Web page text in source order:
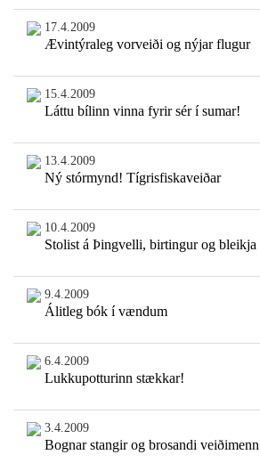
17.4.2009
Ævintýraleg vorveiði og nýjar flugur
15.4.2009
Láttu bílinn vinna fyrir sér í sumar!
13.4.2009
Ný stórmynd! Tígrisfiskaveiðar
10.4.2009
Stolist á Þingvelli, birtingur og bleikja
9.4.2009
Álitleg bók í vændum
6.4.2009
Lukkupotturinn stækkar!
3.4.2009
Bognar stangir og brosandi veiðimenn